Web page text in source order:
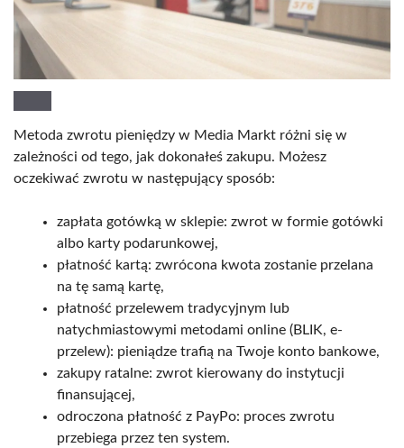
Metoda zwrotu pieniędzy w Media Markt różni się w
zależności od tego, jak dokonałeś zakupu. Możesz
oczekiwać zwrotu w następujący sposób:
zapłata gotówką w sklepie: zwrot w formie gotówki
albo karty podarunkowej,
płatność kartą: zwrócona kwota zostanie przelana
na tę samą kartę,
płatność przelewem tradycyjnym lub
natychmiastowymi metodami online (BLIK, e-
przelew): pieniądze trafią na Twoje konto bankowe,
zakupy ratalne: zwrot kierowany do instytucji
finansującej,
odroczona płatność z PayPo: proces zwrotu
przebiega przez ten system.